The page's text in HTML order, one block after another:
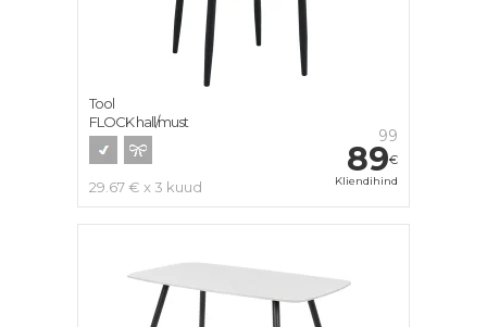
99
89€
Kliendihind
29.67 € x 3 kuud
Tool
FLOCK hall/must